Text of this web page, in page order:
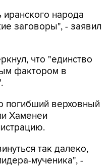
народа
заговоры", - заявил
что "единство
фактором в
погибший верховный
Хаменеи
так далеко,
мученика", -